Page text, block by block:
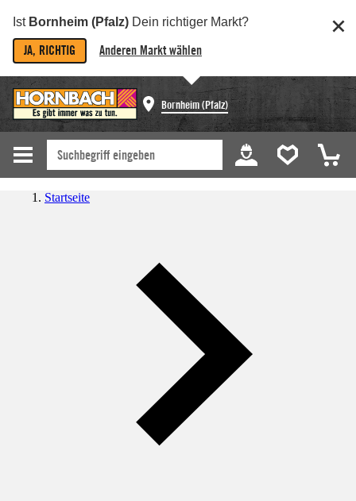
Ist Bornheim (Pfalz) Dein richtiger Markt?
JA, RICHTIG Anderen Markt wählen
Bornheim (Pfalz)
Startseite